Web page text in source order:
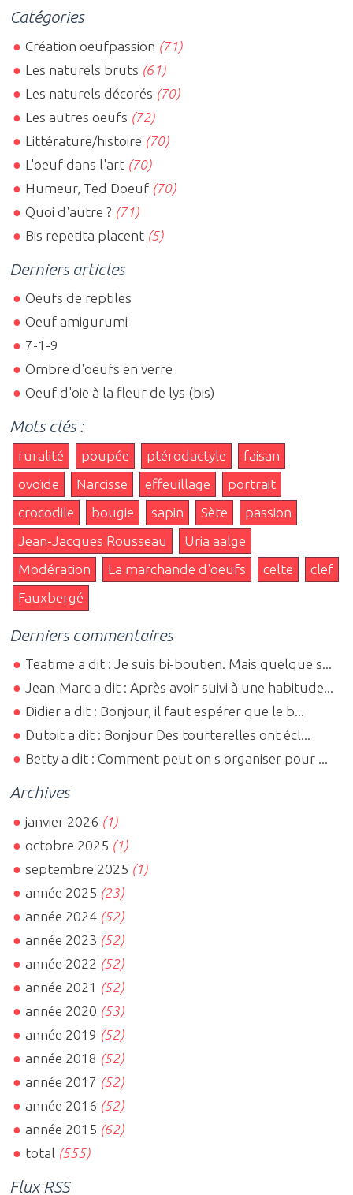
Catégories
Création oeufpassion (71)
Les naturels bruts (61)
Les naturels décorés (70)
Les autres oeufs (72)
Littérature/histoire (70)
L'oeuf dans l'art (70)
Humeur, Ted Doeuf (70)
Quoi d'autre ? (71)
Bis repetita placent (5)
Derniers articles
Oeufs de reptiles
Oeuf amigurumi
7-1-9
Ombre d'oeufs en verre
Oeuf d'oie à la fleur de lys (bis)
Mots clés :
ruralité poupée ptérodactyle
faisan
ovoïde
Narcisse effeuillage
portrait
crocodile
bougie sapin Sète
passion
Jean-Jacques Rousseau
Uria aalge
Modération
La marchande d'oeufs celte
clef
Fauxbergé
Derniers commentaires
Teatime a dit : Je suis bi-boutien. Mais quelque s...
Jean-Marc a dit : Après avoir suivi à une habitude...
Didier a dit : Bonjour, il faut espérer que le b...
Dutoit a dit : Bonjour Des tourterelles ont écl...
Betty a dit : Comment peut on s organiser pour ...
Archives
janvier 2026 (1)
octobre 2025 (1)
septembre 2025 (1)
année 2025 (23)
année 2024 (52)
année 2023 (52)
année 2022 (52)
année 2021 (52)
année 2020 (53)
année 2019 (52)
année 2018 (52)
année 2017 (52)
année 2016 (52)
année 2015 (62)
total (555)
Flux RSS